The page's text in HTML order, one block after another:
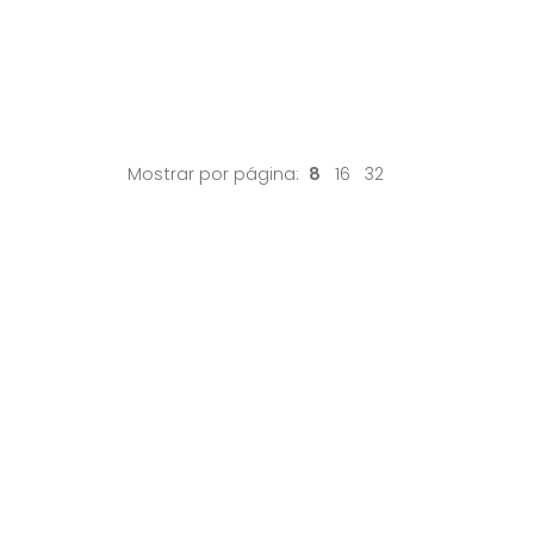
Mostrar por página: 8 16 32